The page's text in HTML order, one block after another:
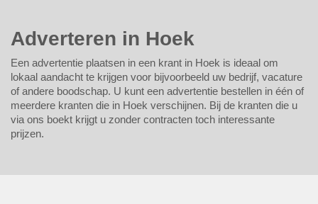
Adverteren in Hoek
Een advertentie plaatsen in een krant in Hoek is ideaal om
lokaal aandacht te krijgen voor bijvoorbeeld uw bedrijf, vacature
of andere boodschap. U kunt een advertentie bestellen in één of
meerdere kranten die in Hoek verschijnen. Bij de kranten die u
via ons boekt krijgt u zonder contracten toch interessante
prijzen.